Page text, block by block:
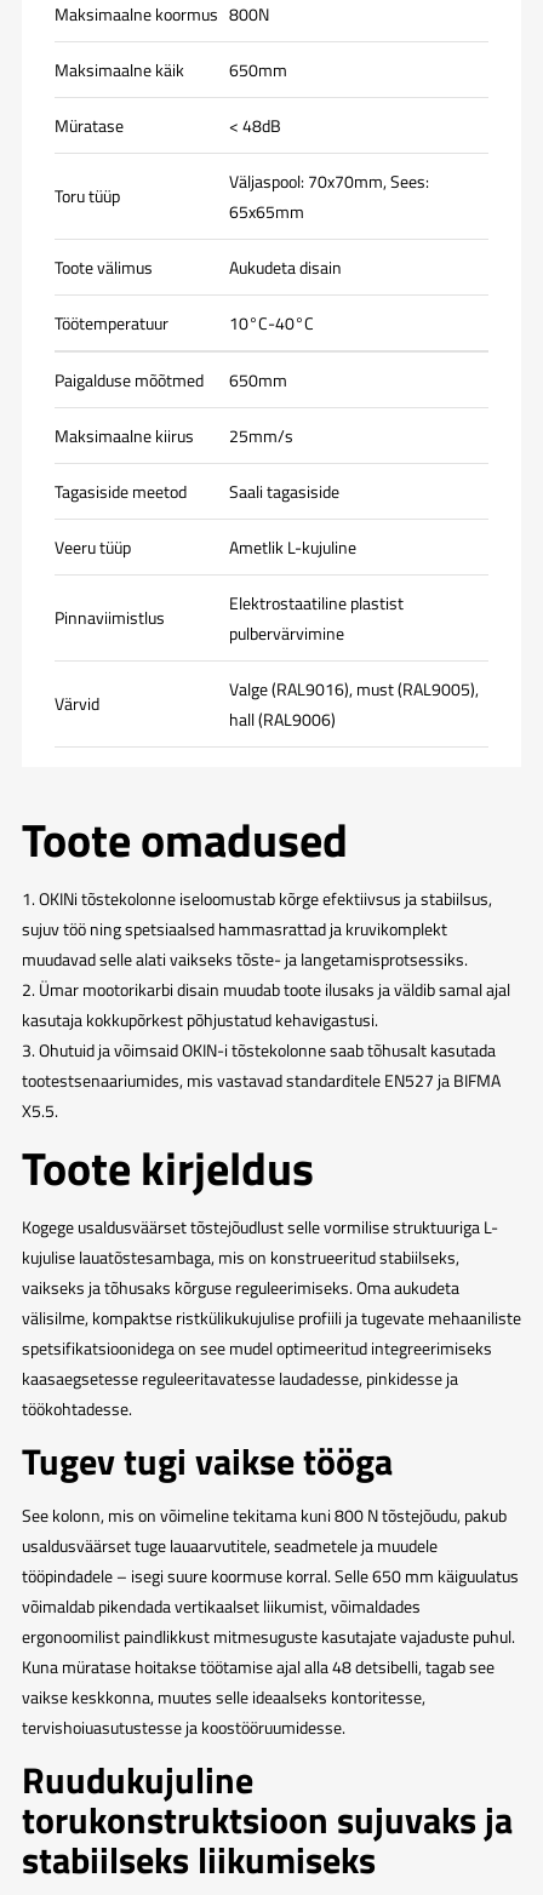
Maksimaalne koormus 800N
Maksimaalne käik 650mm
Müratase < 48dB
Toru tüüp
Väljaspool: 70x70mm, Sees:
65x65mm
Toote välimus Aukudeta disain
Töötemperatuur 10°C-40°C
Paigalduse mõõtmed 650mm
Maksimaalne kiirus 25mm/s
Tagasiside meetod Saali tagasiside
Veeru tüüp Ametlik L-kujuline
Pinnaviimistlus
Elektrostaatiline plastist
pulbervärvimine
Värvid
Valge (RAL9016), must (RAL9005),
hall (RAL9006)
Toote omadused
1. OKINi tõstekolonne iseloomustab kõrge efektiivsus ja stabiilsus,
sujuv töö ning spetsiaalsed hammasrattad ja kruvikomplekt
muudavad selle alati vaikseks tõste- ja langetamisprotsessiks.
2. Ümar mootorikarbi disain muudab toote ilusaks ja väldib samal ajal
kasutaja kokkupõrkest põhjustatud kehavigastusi.
3. Ohutuid ja võimsaid OKIN-i tõstekolonne saab tõhusalt kasutada
tootestsenaariumides, mis vastavad standarditele EN527 ja BIFMA
X5.5.
Toote kirjeldus
Kogege usaldusväärset tõstejõudlust selle vormilise struktuuriga L-
kujulise lauatõstesambaga, mis on konstrueeritud stabiilseks,
vaikseks ja tõhusaks kõrguse reguleerimiseks. Oma aukudeta
välisilme, kompaktse ristkülikukujulise profiili ja tugevate mehaaniliste
spetsifikatsioonidega on see mudel optimeeritud integreerimiseks
kaasaegsetesse reguleeritavatesse laudadesse, pinkidesse ja
töökohtadesse.
Tugev tugi vaikse tööga
See kolonn, mis on võimeline tekitama kuni 800 N tõstejõudu, pakub
usaldusväärset tuge lauaarvutitele, seadmetele ja muudele
tööpindadele – isegi suure koormuse korral. Selle 650 mm käiguulatus
võimaldab pikendada vertikaalset liikumist, võimaldades
ergonoomilist paindlikkust mitmesuguste kasutajate vajaduste puhul.
Kuna müratase hoitakse töötamise ajal alla 48 detsibelli, tagab see
vaikse keskkonna, muutes selle ideaalseks kontoritesse,
tervishoiuasutustesse ja koostööruumidesse.
Ruudukujuline
torukonstruktsioon sujuvaks ja
stabiilseks liikumiseks